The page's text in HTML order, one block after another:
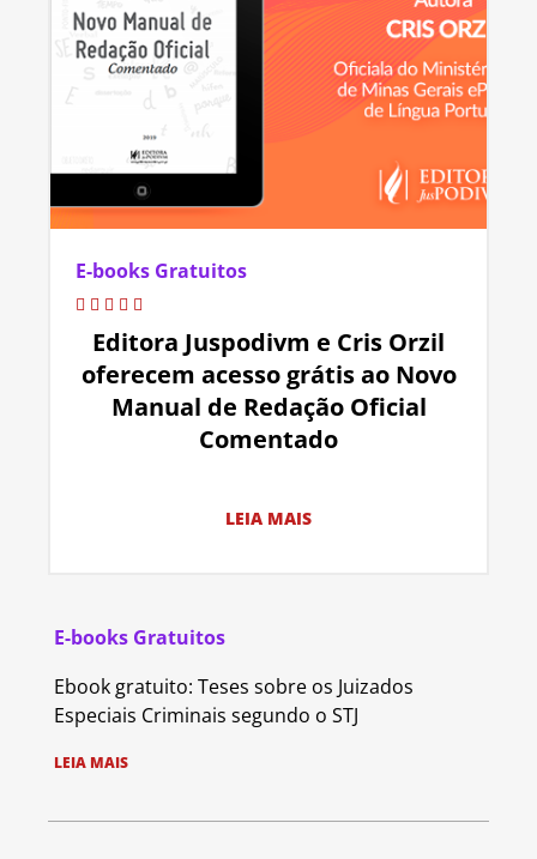
E-books Gratuitos
Editora Juspodivm e Cris Orzil
oferecem acesso grátis ao Novo
Manual de Redação Oficial
Comentado
LEIA MAIS
E-books Gratuitos
Ebook gratuito: Teses sobre os Juizados
Especiais Criminais segundo o STJ
LEIA MAIS